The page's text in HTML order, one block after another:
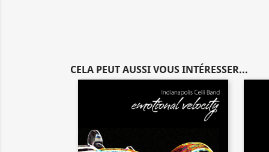
CELA PEUT AUSSI VOUS INTÉRESSER...